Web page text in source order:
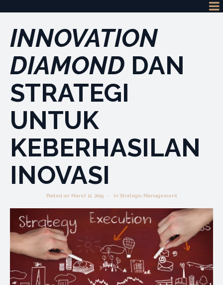
INNOVATION
DIAMOND DAN
STRATEGI
UNTUK
KEBERHASILAN
INOVASI
Posted on Maret 11, 2019 In Strategic Management